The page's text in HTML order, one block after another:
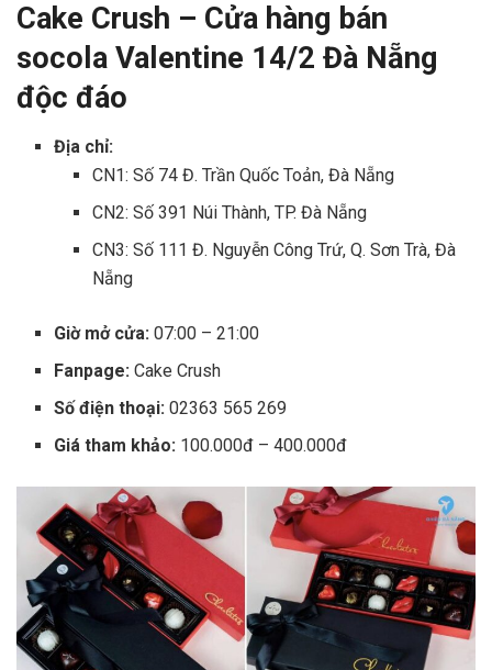
Cake Crush – Cửa hàng bán
socola Valentine 14/2 Đà Nẵng
độc đáo
Địa chỉ:
CN1: Số 74 Đ. Trần Quốc Toản, Đà Nẵng
CN2: Số 391 Núi Thành, TP. Đà Nẵng
CN3: Số 111 Đ. Nguyễn Công Trứ, Q. Sơn Trà, Đà
Nẵng
Giờ mở cửa: 07:00 – 21:00
Fanpage: Cake Crush
Số điện thoại:02363 565 269
Giá tham khảo: 100.000đ – 400.000đ